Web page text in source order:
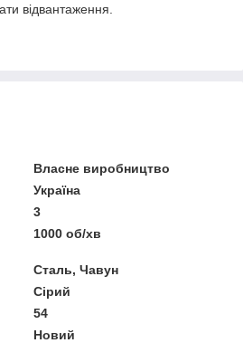
відвантаження.
Власне виробництво
Україна
3
1000 об/хв
Сталь, Чавун
Сірий
54
Новий